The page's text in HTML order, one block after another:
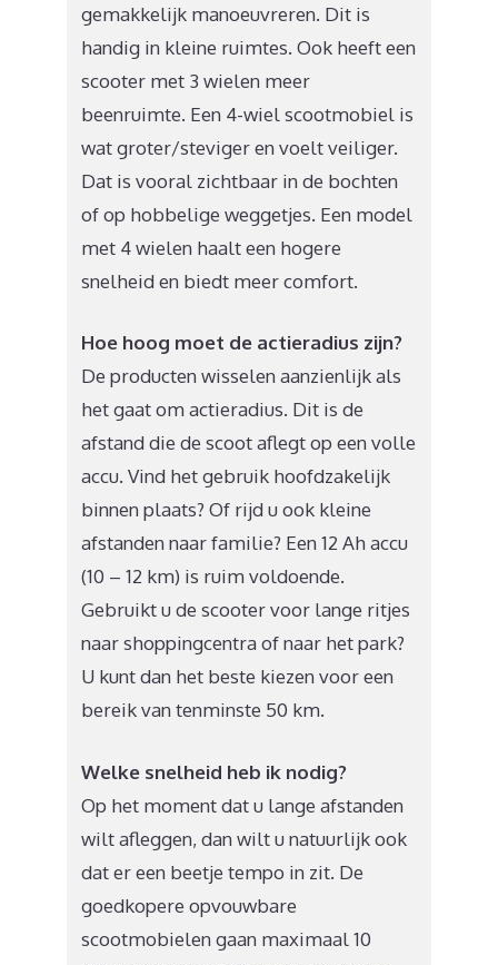
gemakkelijk manoeuvreren. Dit is
handig in kleine ruimtes. Ook heeft een
scooter met 3 wielen meer
beenruimte. Een 4-wiel scootmobiel is
wat groter/steviger en voelt veiliger.
Dat is vooral zichtbaar in de bochten
of op hobbelige weggetjes. Een model
met 4 wielen haalt een hogere
snelheid en biedt meer comfort.
Hoe hoog moet de actieradius zijn?
De producten wisselen aanzienlijk als
het gaat om actieradius. Dit is de
afstand die de scoot aflegt op een volle
accu. Vind het gebruik hoofdzakelijk
binnen plaats? Of rijd u ook kleine
afstanden naar familie? Een 12 Ah accu
(10 – 12 km) is ruim voldoende.
Gebruikt u de scooter voor lange ritjes
naar shoppingcentra of naar het park?
U kunt dan het beste kiezen voor een
bereik van tenminste 50 km.
Welke snelheid heb ik nodig?
Op het moment dat u lange afstanden
wilt afleggen, dan wilt u natuurlijk ook
dat er een beetje tempo in zit. De
goedkopere opvouwbare
scootmobielen gaan maximaal 10